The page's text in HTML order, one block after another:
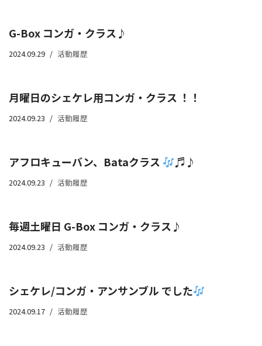
G-Box コンガ・クラス♪
2024.09.29 活動履歴
月曜日のシェケレ用コンガ・クラス ！！
2024.09.23 活動履歴
アフロキューバン、Bataクラス ♬♪
2024.09.23 活動履歴
毎週土曜日 G-Box コンガ・クラス♪
2024.09.23 活動履歴
シェケレ/コンガ・アンサンブル でした
2024.09.17 活動履歴